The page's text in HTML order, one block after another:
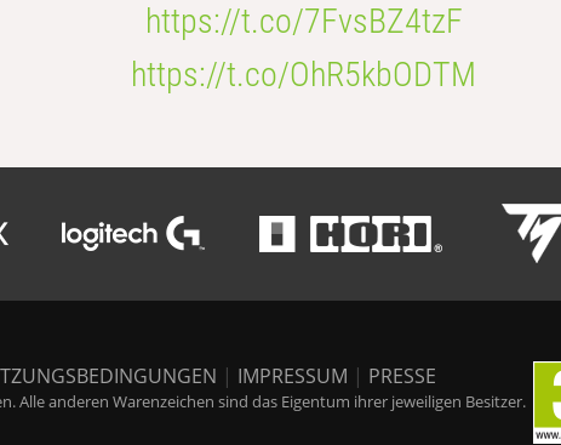
https://t.co/7FvsBZ4tzF
https://t.co/OhR5kbODTM
| IMPRESSUM | PRESSE
Alle anderen Warenzeichen sind das Eigentum ihrer jeweiligen Besitzer.